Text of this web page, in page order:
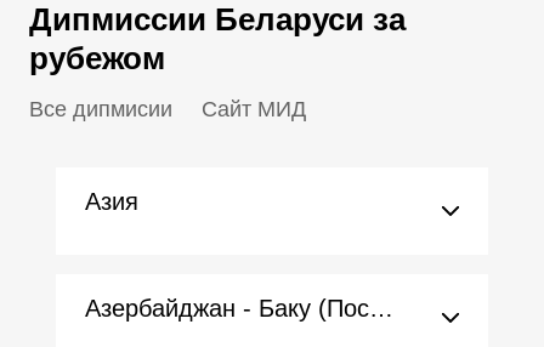
Дипмиссии Беларуси за
рубежом
Все дипмисии Сайт МИД
Азия
Азербайджан - Баку (Посольство)